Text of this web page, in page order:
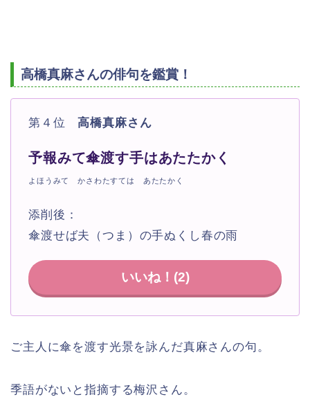
高橋真麻さんの俳句を鑑賞！
第４位高橋真麻さん
予報みて傘渡す手はあたたかく
よほうみて かさわたすては あたたかく
添削後：
傘渡せば夫（つま）の手ぬくし春の雨
いいね！(2)
ご主人に傘を渡す光景を詠んだ真麻さんの句。
季語がないと指摘する梅沢さん。